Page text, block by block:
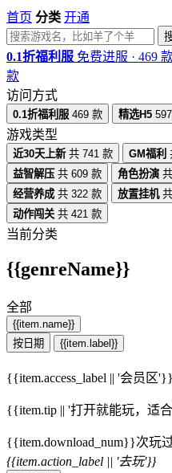
首页 分类 开通
0.1折福利服 免费进服 · 469
款
访问方式
0.1折福利服 469 款 精选H5
游戏类型
近30天上新 共 741 款 GM福利
益智解压 共 609 款 角色扮演
经营养成 共 322 款 放置挂机
动作闯关 共 421 款
当前分类
{{genreName}}
全部
{{item.name}}
按日期
{{item.label}}
{{item.access_label || '会员区'}}
{{item.tip || '打开就能玩，适
{{item.download_num}}次玩
{{item.action_label || '去玩'}}